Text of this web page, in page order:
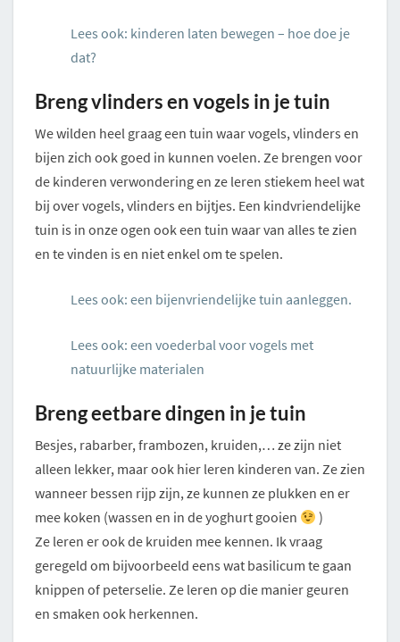
Lees ook: kinderen laten bewegen – hoe doe je
dat?
Breng vlinders en vogels in je tuin
We wilden heel graag een tuin waar vogels, vlinders en
bijen zich ook goed in kunnen voelen. Ze brengen voor
de kinderen verwondering en ze leren stiekem heel wat
bij over vogels, vlinders en bijtjes. Een kindvriendelijke
tuin is in onze ogen ook een tuin waar van alles te zien
en te vinden is en niet enkel om te spelen.
Lees ook: een bijenvriendelijke tuin aanleggen.
Lees ook: een voederbal voor vogels met
natuurlijke materialen
Breng eetbare dingen in je tuin
Besjes, rabarber, frambozen, kruiden,… ze zijn niet
alleen lekker, maar ook hier leren kinderen van. Ze zien
wanneer bessen rijp zijn, ze kunnen ze plukken en er
mee koken (wassen en in de yoghurt gooien
)
Ze leren er ook de kruiden mee kennen. Ik vraag
geregeld om bijvoorbeeld eens wat basilicum te gaan
knippen of peterselie. Ze leren op die manier geuren
en smaken ook herkennen.